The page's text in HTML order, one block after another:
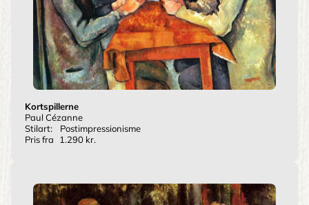
Kortspillerne
Paul Cézanne
Stilart:
Postimpressionisme
Pris fra
1.290 kr.